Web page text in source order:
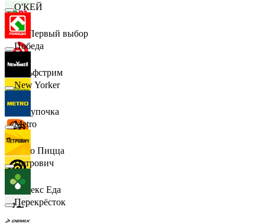
B1 Первый выбор
Гольфстрим
Покупочка
Додо Пицца
Яндекс Еда
О'КЕЙ
Победа
New Yorker
Metro
Петрович
Перекрёсток